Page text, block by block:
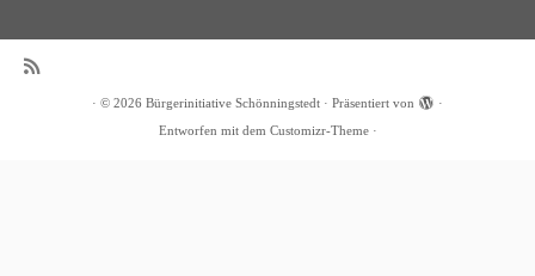
· © 2026 Bürgerinitiative Schönningstedt · Präsentiert von
·
Entworfen mit dem Customizr-Theme·